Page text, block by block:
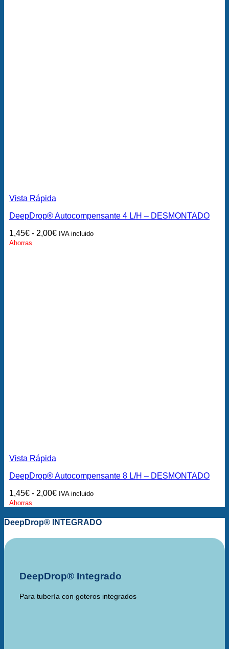
Vista Rápida
DeepDrop® Autocompensante 4 L/H – DESMONTADO
1,45€ - 2,00€ IVA incluido
Ahorras
Vista Rápida
DeepDrop® Autocompensante 8 L/H – DESMONTADO
1,45€ - 2,00€ IVA incluido
Ahorras
DeepDrop® INTEGRADO
DeepDrop® Integrado
Para tubería con goteros integrados